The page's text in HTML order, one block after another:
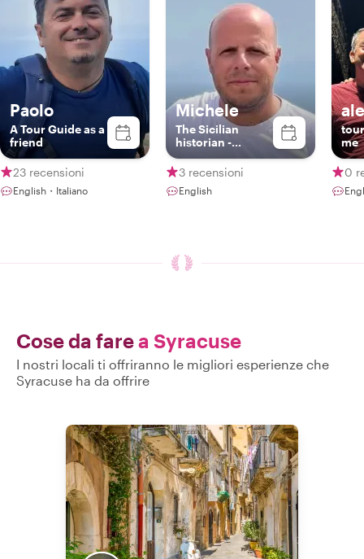
Paolo
A Tour Guide as a
friend
23 recensioni
English・Italiano
Michele
The Sicilian
historian -
American style
3 recensioni
English
me
0
Cose da farea Syracuse
I nostri locali ti offriranno le migliori esperienze che
Syracuse ha da offrire